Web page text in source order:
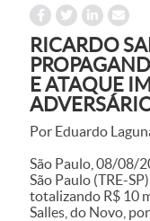
RICARDO
E ATAQUE
Por Eduardo
São Paulo, 08/08/
São Paulo (TRE-
totalizando R$ 10
Salles, do Novo,